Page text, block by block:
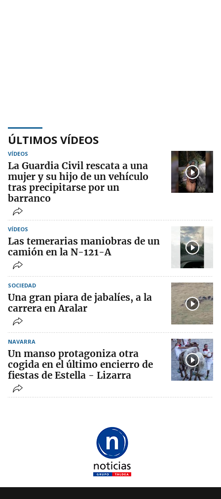
ÚLTIMOS VÍDEOS
VÍDEOS
La Guardia Civil rescata a una
mujer y su hijo de un vehículo
tras precipitarse por un
barranco
VÍDEOS
Las temerarias maniobras de un
camión en la N-121-A
SOCIEDAD
Una gran piara de jabalíes, a la
carrera en Aralar
NAVARRA
Un manso protagoniza otra
cogida en el último encierro de
fiestas de Estella - Lizarra